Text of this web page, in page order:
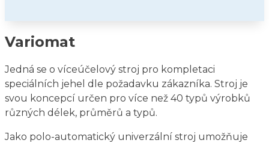
Variomat
Jedná se o víceúčelový stroj pro kompletaci
speciálních jehel dle požadavku zákazníka. Stroj je
svou koncepcí určen pro více než 40 typů výrobků
různých délek, průměrů a typů.
Jako polo-automatický univerzální stroj umožňuje